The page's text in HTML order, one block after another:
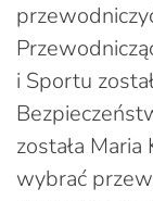
i Sportu
została Maria
wybrać